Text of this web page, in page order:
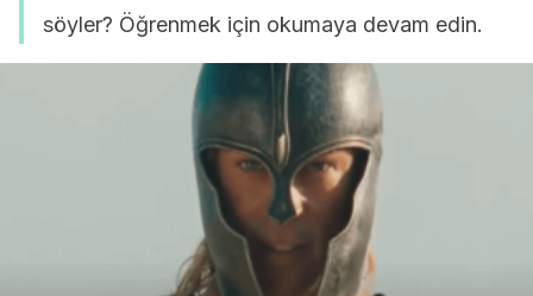
söyler? Öğrenmek için okumaya devam edin.